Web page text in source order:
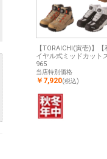
【TORAICHI(寅壱)】
イヤル式ミッドカット
965
当店特別価格
￥7,920(税込)